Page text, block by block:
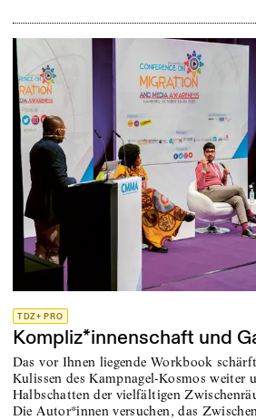
TDZ+ PRO
Kompliz*innenschaft und
Das vor Ihnen liegende Workbook
Kulissen des Kampnagel-Kosmos
Halbschatten der vielfältigen
Die Autor*innen versuchen, das